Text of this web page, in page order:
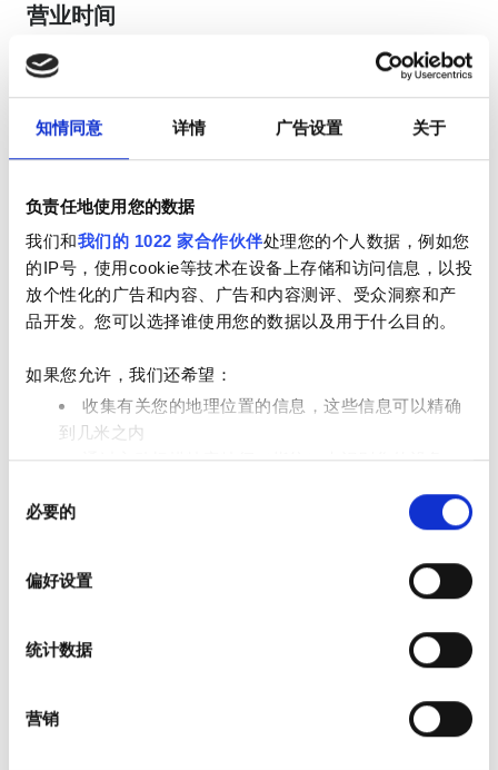
知情同意 详情 广告设置 关于
负责任地使用您的数据
我们和我们的 1022 家合作伙伴处理您的个人数据，例如您
的IP号，使用cookie等技术在设备上存储和访问信息，以投
放个性化的广告和内容、广告和内容测评、受众洞察和产
品开发。您可以选择谁使用您的数据以及用于什么目的。
如果您允许，我们还希望：
收集有关您的地理位置的信息，这些信息可以精确
到几米之内
通过主动扫描特定特征（指纹）来识别您的设备
查找有关您的个人数据如何处理的更多信息，
并设置您的首选项。您可随时从Cookie声明中更改或撤回
我们使用 Cookie 来制作贴合用户需求的内容与广告、提供
体、广告和分析合作伙伴分享您对我们网站的使用情况，
必要的
偏好设置
统计数据
营销
营业时间
星期一 00:00 - 00:00
星期二 00:00 - 00:00
星期三
星期四 00:00 - 00:00
星期六 00:00 - 00:00
星期天 00:00 - 00:00